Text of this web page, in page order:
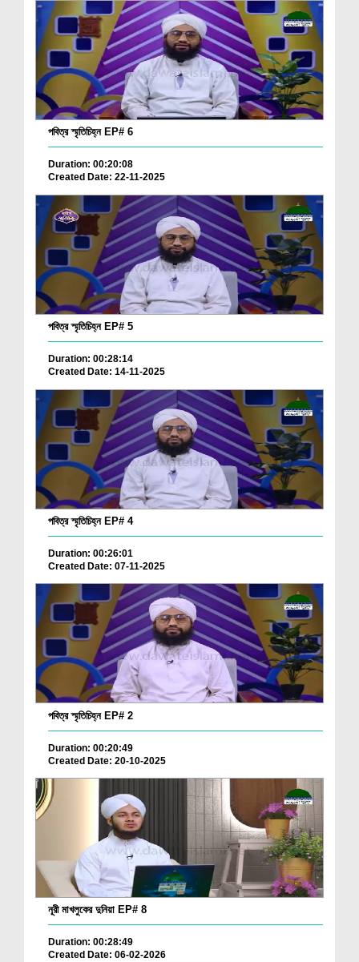
পবিত্র স্মৃতিচিহ্ন EP# 6
Duration: 00:20:08
Created Date: 22-11-2025
পবিত্র স্মৃতিচিহ্ন EP# 5
Duration: 00:28:14
Created Date: 14-11-2025
পবিত্র স্মৃতিচিহ্ন EP# 4
Duration: 00:26:01
Created Date: 07-11-2025
পবিত্র স্মৃতিচিহ্ন EP# 2
Duration: 00:20:49
Created Date: 20-10-2025
নূরী মাখলুকের দুনিয়া EP# 8
Duration: 00:28:49
Created Date: 06-02-2026